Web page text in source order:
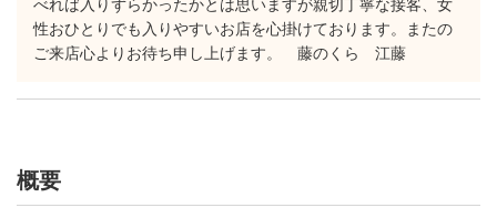
べれば入りずらかったかとは思いますが親切丁寧な接客、女
性おひとりでも入りやすいお店を心掛けております。またの
ご来店心よりお待ち申し上げます。 藤のくら 江藤
概要